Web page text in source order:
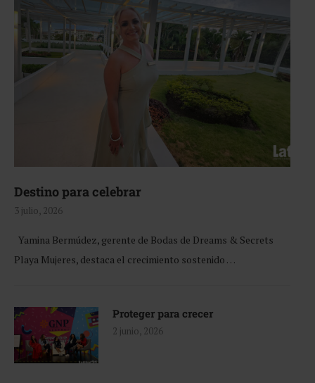
Destino para celebrar
3 julio, 2026
Yamina Bermúdez, gerente de Bodas de Dreams & Secrets
Playa Mujeres, destaca el crecimiento sostenido …
Proteger para crecer
2 junio, 2026